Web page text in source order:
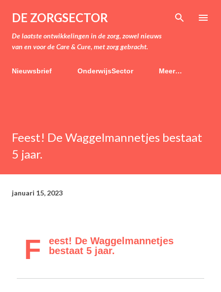
Doorgaan naar hoofdcontent
DE ZORGSECTOR
De laatste ontwikkelingen in de zorg, zowel nieuws
van en voor de Care & Cure, met zorg gebracht.
Nieuwsbrief OnderwijsSector Meer…
Feest! De Waggelmannetjes bestaat
5 jaar.
januari 15, 2023
F
eest! De Waggelmannetjes
bestaat 5 jaar.